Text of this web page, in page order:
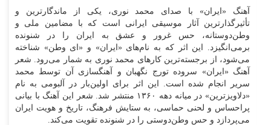
آهنگ «ایران» با صدای محمد نوری، یکی از ماندگارترین و
تأثیرگذارترین آثار موسیقی ایرانی است که با مضامین ملی و
وطن‌دوستانه، حس غرور و عشق به ایران را در شنونده
برمی‌انگیزد. این اثر که به نام‌های «ایران» و «ای وطن» شناخته
می‌شود، از برجسته‌ترین کارهای محمد نوری به شمار می‌رود. شعر
آهنگ «ایران» سروده تورج نگهبان و آهنگسازی آن توسط محمد
سریر انجام شده است. این اثر برای اولین‌بار در آلبومی به نام
«دلاویزترین» در میانه دهه ۱۳۶۰ منتشر شد. شعر این آهنگ با بیانی
پراحساس و لحنی حماسی، به ستایش فرهنگ، تاریخ و هویت ایران
می‌پردازد و حس وطن‌دوستی را در شنونده تقویت می‌کند.